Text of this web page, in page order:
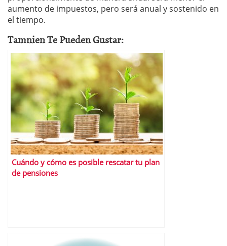
aumento de impuestos, pero será anual y sostenido en
el tiempo.
Tamnien Te Pueden Gustar:
Cuándo y cómo es posible rescatar tu plan
de pensiones